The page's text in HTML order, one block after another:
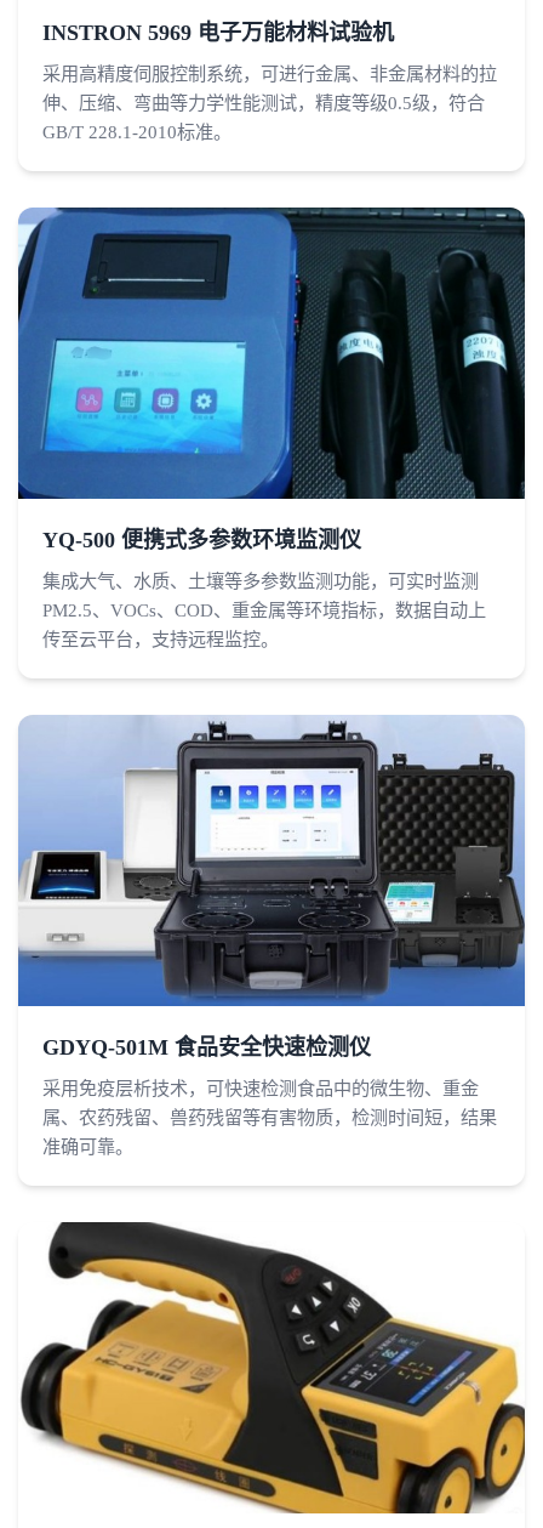
INSTRON 5969 电子万能材料试验机
采用高精度伺服控制系统，可进行金属、非金属材料的拉
伸、压缩、弯曲等力学性能测试，精度等级0.5级，符合
GB/T 228.1-2010标准。
YQ-500 便携式多参数环境监测仪
集成大气、水质、土壤等多参数监测功能，可实时监测
PM2.5、VOCs、COD、重金属等环境指标，数据自动上
传至云平台，支持远程监控。
GDYQ-501M 食品安全快速检测仪
采用免疫层析技术，可快速检测食品中的微生物、重金
属、农药残留、兽药残留等有害物质，检测时间短，结果
准确可靠。